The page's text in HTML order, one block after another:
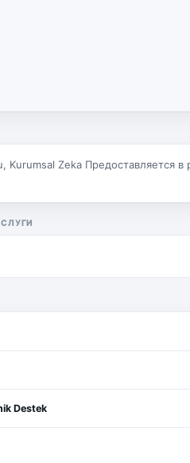
Kurumsal Zeka Предоставляется
Destek